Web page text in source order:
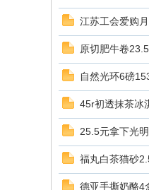
江苏工会爱购
原切肥牛卷
自然光环6磅
45r初透抹茶冰
25.5元拿下光
福丸白茶猫砂
德亚手撕奶酪4